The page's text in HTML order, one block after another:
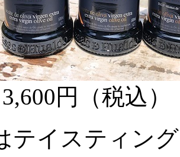
円（税込）
テイスティン